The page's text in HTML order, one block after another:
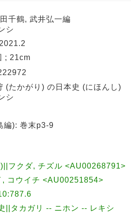
千鶴, 武井弘一編
シ
; 21cm
(たかがり) の日本史 (にほんし)
シ
編): 巻末p3-9
フクダ, チズル <AU00268791>
, コウイチ <AU00251854>
||タカガリ -- ニホン -- レキシ